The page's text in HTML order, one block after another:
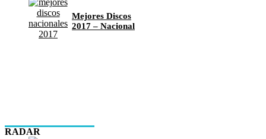
Mejores Discos
2017 – Nacional
RADAR